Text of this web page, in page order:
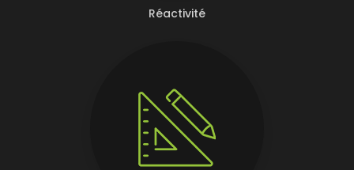
Réactivité